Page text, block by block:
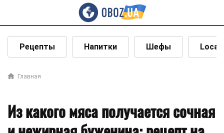
Рецепты Напитки Шефы Local
Главная
Из какого мяса получается сочная